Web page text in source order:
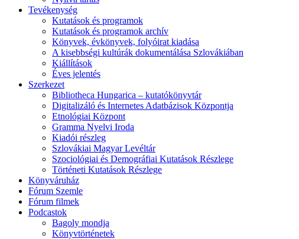
Tevékenység
Kutatások és programok
Kutatások és programok archív
Könyvek, évkönyvek, folyóirat kiadása
A kisebbségi kultúrák dokumentálása Szlovákiában
Kiállítások
Éves jelentés
Szerkezet
Bibliotheca Hungarica – kutatókönyvtár
Digitalizáló és Internetes Adatbázisok Központja
Etnológiai Központ
Gramma Nyelvi Iroda
Kiadói részleg
Szlovákiai Magyar Levéltár
Szociológiai és Demográfiai Kutatások Részlege
Történeti Kutatások Részlege
Könyváruház
Fórum Szemle
Fórum filmek
Podcastok
Bagoly mondja
Könyvtörténetek